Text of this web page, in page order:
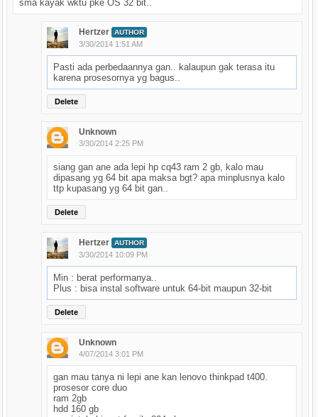
sma kayak wktu pke OS 32 bit..
Hertzer AUTHOR
3/30/2014 1:51 AM
Pasti ada perbedaannya gan.. kalaupun gak terasa itu
karena prosesornya yg bagus..
Delete
Unknown
3/30/2014 2:25 PM
siang gan ane ada lepi hp cq43 ram 2 gb, kalo mau
dipasang yg 64 bit apa maksa bgt? apa minplusnya kalo
ttp kupasang yg 64 bit gan..
Delete
Hertzer AUTHOR
3/30/2014 10:09 PM
Min : berat performanya..
Plus : bisa instal software untuk 64-bit maupun 32-bit
Delete
Unknown
4/07/2014 3:01 PM
gan mau tanya ni lepi ane kan lenovo thinkpad t400.
prosesor core duo
ram 2gb
hdd 160 gb